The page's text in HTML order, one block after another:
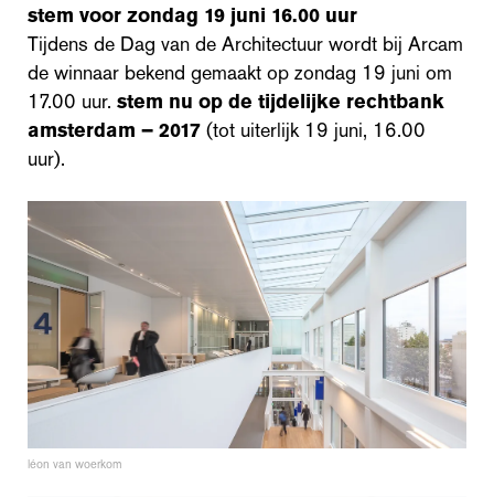
stem voor zondag 19 juni 16.00 uur
Tijdens de Dag van de Architectuur wordt bij Arcam
de winnaar bekend gemaakt op zondag 19 juni om
17.00 uur. stem nu op de tijdelijke rechtbank
amsterdam – 2017 (tot uiterlijk 19 juni, 16.00
uur).
léon van woerkom